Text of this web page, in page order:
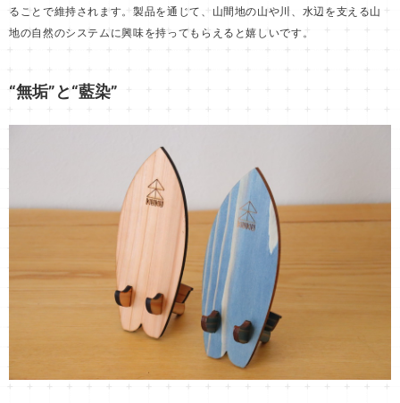
ることで維持されます。製品を通じて、山間地の山や川、水辺を支える山
地の自然のシステムに興味を持ってもらえると嬉しいです。
“無垢”と“藍染”